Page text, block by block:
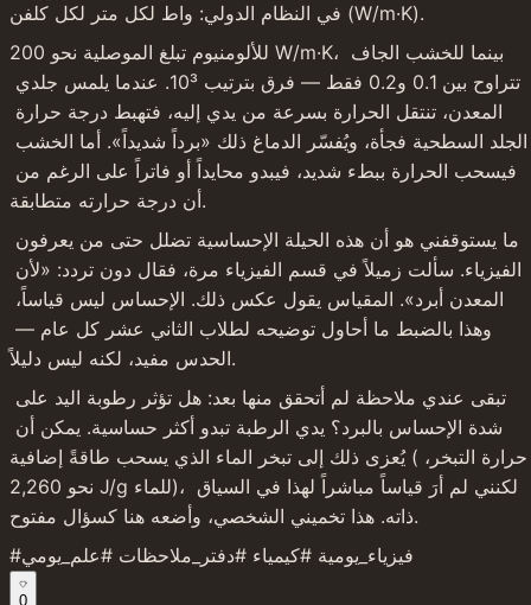
في النظام الدولي: واط لكل متر لكل كلفن (W/m·K).
للألومنيوم تبلغ الموصلية نحو 200 W/m·K، بينما للخشب الجاف
أن درجة حرارته متطابقة.
الحدس مفيد، لكنه ليس دليلاً.
يُعزى ذلك إلى تبخر الماء الذي يسحب طاقةً إضافية (حرارة التبخر،
نحو 2,260 J/g للماء)، لكنني لم أرَ قياساً مباشراً لهذا في السياق
ذاته. هذا تخميني الشخصي، وأضعه هنا كسؤال مفتوح.
#فيزياء_يومية #كيمياء #دفتر_ملاحظات #علم_يومي
0